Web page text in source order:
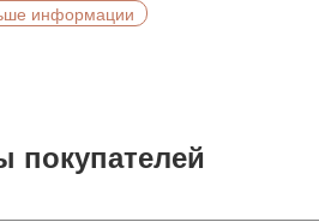
информации
покупателей